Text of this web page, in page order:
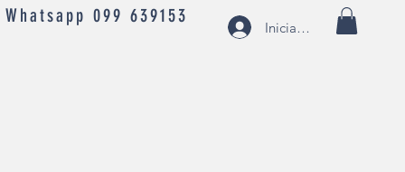
099 639153
Iniciar sesión